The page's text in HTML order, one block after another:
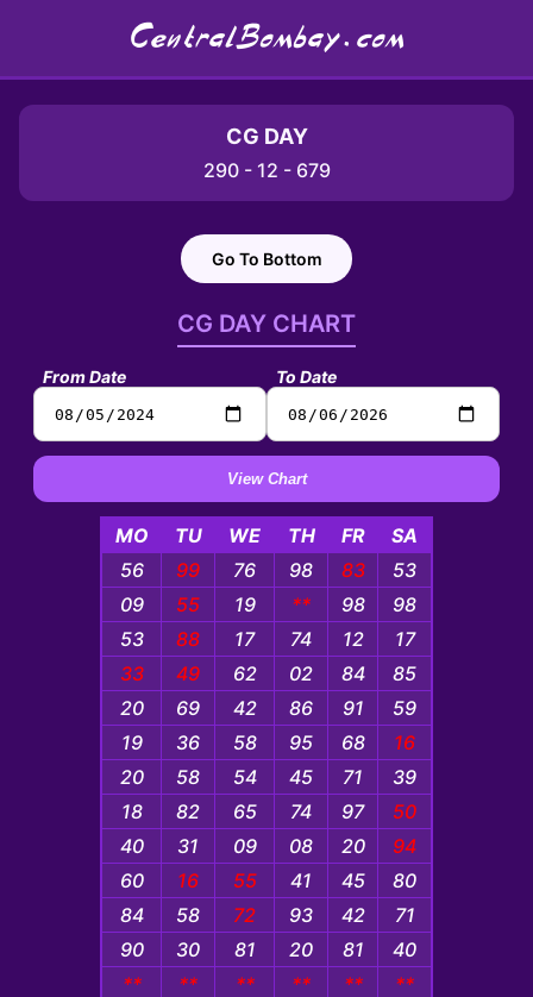
CentralBombay.com
CG DAY
290 - 12 - 679
Go To Bottom
CG DAY CHART
From Date To Date
View Chart
MO TU WE TH FR
SA
56
99 76 98 83
53
09
55 19 ** 98
98
53
88 17 74 12
17
33
49 62 02 84
85
20
69 42 86 91
59
19
36 58 95 68
16
20
58 54 45 71
39
18
82 65 74 97
50
40
31 09 08 20
94
60
16 55 41 45
80
84
58 72 93 42
71
90
30 81 20 81
40
**
** ** ** **
**